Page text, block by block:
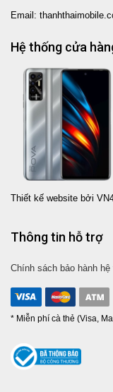
Email:
Hệ thống cửa
Thiết kế website bởi
Thông tin hỗ trợ
Chính sách bảo hành
* Miễn phí cà thẻ (Visa,